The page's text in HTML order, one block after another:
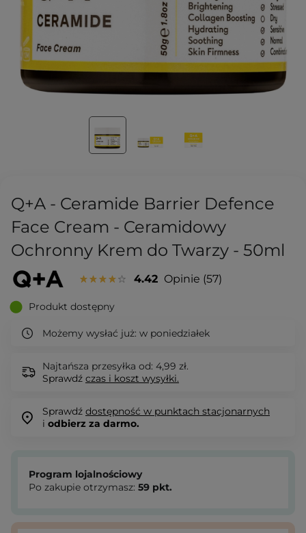
Q+A - Ceramide Barrier Defence
Face Cream - Ceramidowy ​​
Ochronny Krem do Twarzy - 50ml
4.42 Opinie 57
Produkt dostępny
Możemy wysłać już: w poniedziałek
Najtańsza przesyłka od: 4,99 zł.
Sprawdź czas i koszt wysyłki.
Sprawdź dostępność w punktach stacjonarnych
i odbierz za darmo.
Program lojalnościowy
Po zakupie otrzymasz: 59 pkt.